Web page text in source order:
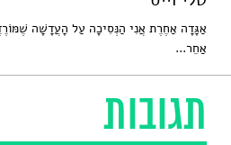
תגובות
אַגָּדָה אַחֶרֶת אֲנִי הַנְּסִיכָה עַל הָעֲדָשָׁה
אַחֵר...